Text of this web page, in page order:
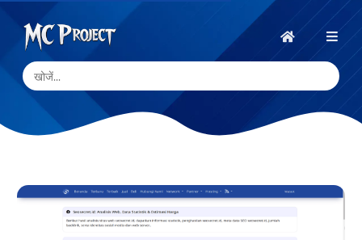
होम
Project
Official
Store
डिजिटल
स्टोर
और